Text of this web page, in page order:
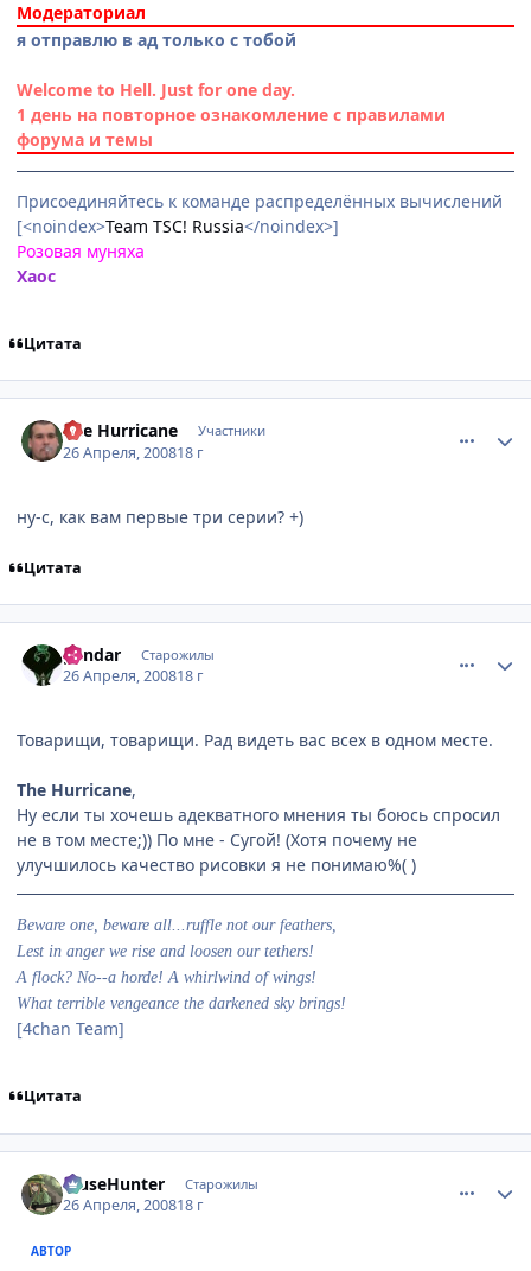
Модераториал
я отправлю в ад только с тобой
Welcome to Hell. Just for one day.
1 день на повторное ознакомление с правилами
форума и темы
Присоединяйтесь к команде распределённых вычислений
[<noindex>Team TSC! Russia</noindex>]
Розовая муняха
Хаос
Цитата
The Hurricane Участники
26 Апреля, 200818 г
ну-с, как вам первые три серии? +)
Цитата
gendar Старожилы
26 Апреля, 200818 г
Товарищи, товарищи. Рад видеть вас всех в одном месте.
The Hurricane,
Ну если ты хочешь адекватного мнения ты боюсь спросил
не в том месте;)) По мне - Сугой! (Хотя почему не
улучшилось качество рисовки я не понимаю%( )
Beware one, beware all...ruffle not our feathers,
Lest in anger we rise and loosen our tethers!
A flock? No--a horde! A whirlwind of wings!
What terrible vengeance the darkened sky brings!
[4chan Team]
Цитата
MuseHunter Старожилы
26 Апреля, 200818 г
АВТОР